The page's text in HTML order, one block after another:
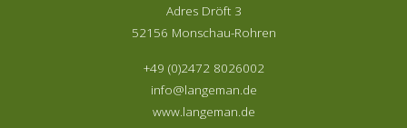
Adres Dröft 3
52156 Monschau-Rohren
+49 (0)2472 8026002
info@langeman.de
www.langeman.de